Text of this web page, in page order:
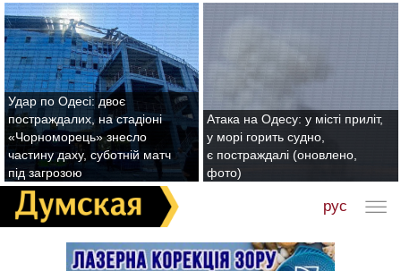
Удар по Одесі: двоє
постраждалих, на стадіоні
«Чорноморець» знесло
частину даху, суботній матч
під загрозою
Атака на Одесу: у місті приліт,
у морі горить судно,
є постраждалі (оновлено,
фото)
рус